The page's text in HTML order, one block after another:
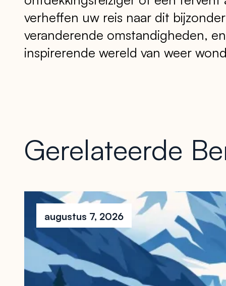
verheffen uw reis naar dit
veranderende omstandigheden,
inspirerende wereld van weer
Gerelateerde
augustus 7, 2026